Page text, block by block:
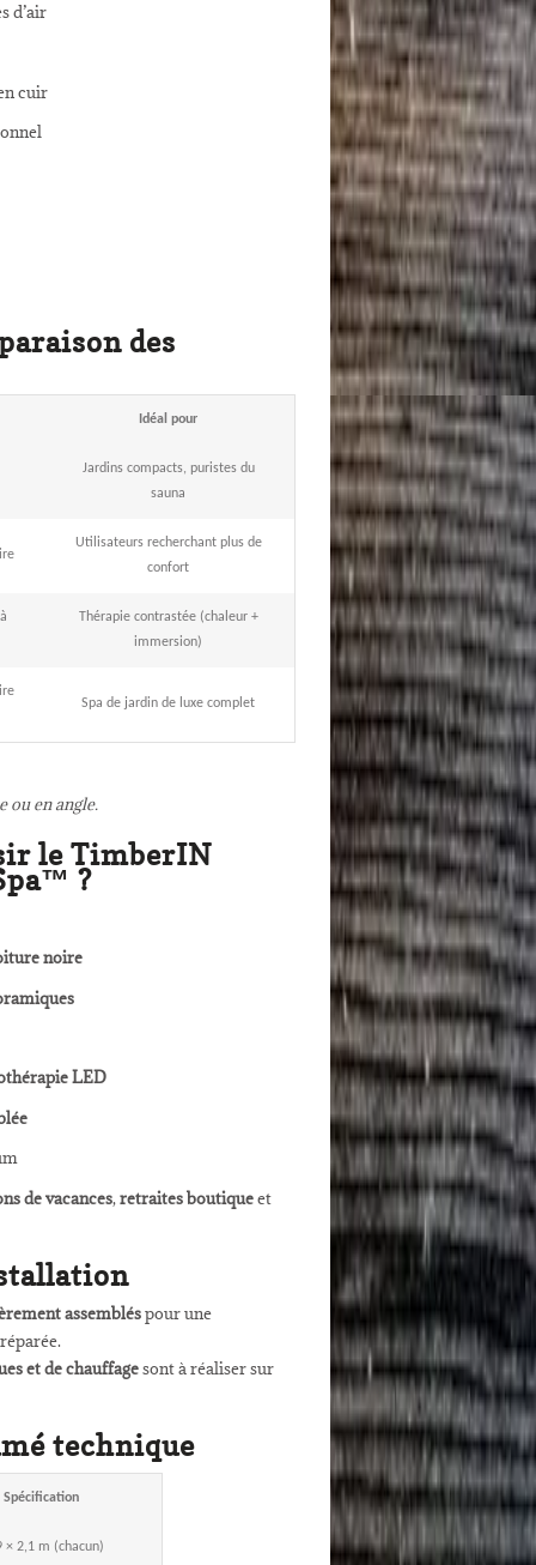
d’air
cuir
des
Idéal pour
Jardins compacts, puristes du
sauna
Utilisateurs recherchant plus de
confort
Thérapie contrastée (chaleur +
immersion)
Spa de jardin de luxe complet
en angle.
le TimberIN
?
noire
LED
de vacances,retraites boutiqueet
assembléspour une
et de chauffagesont à réaliser sur
technique
Spécification
× 2,1 m (chacun)